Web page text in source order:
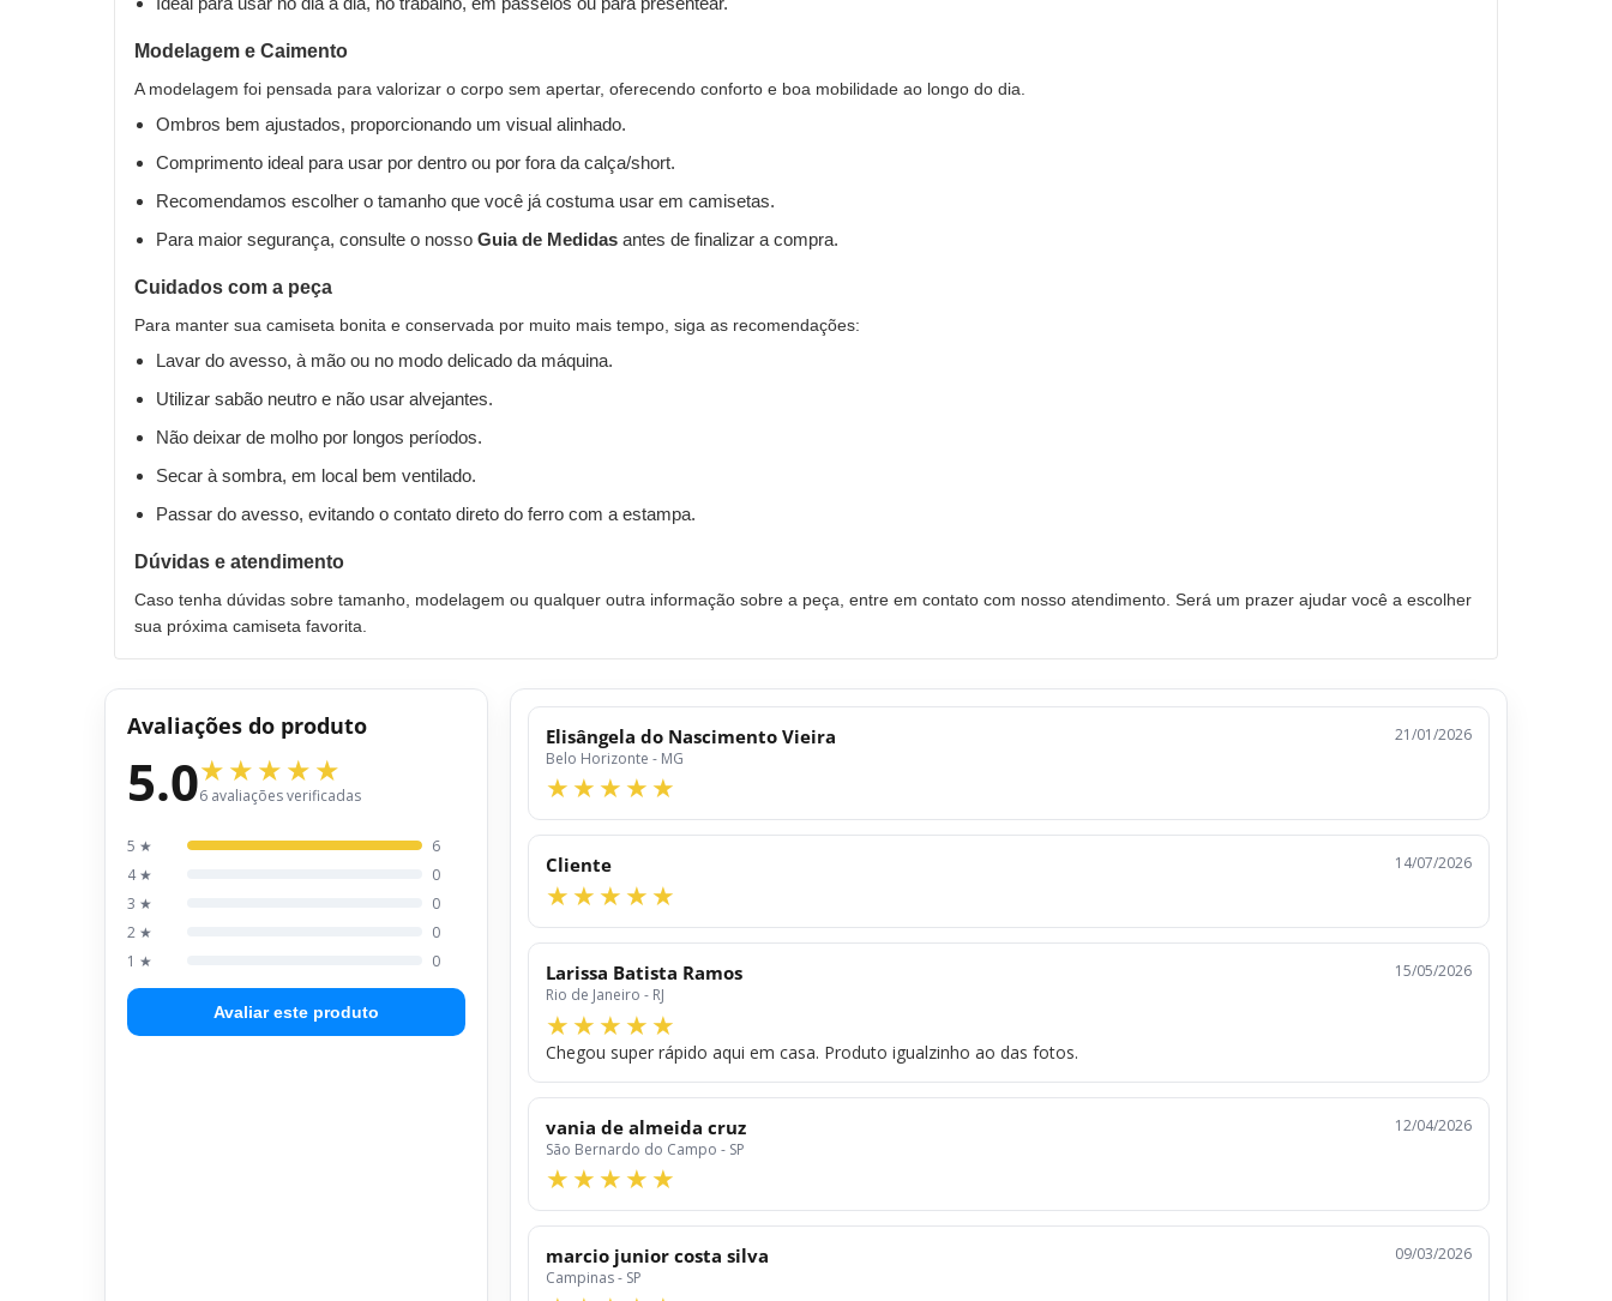
Modelagem e Caimento
A modelagem foi pensada para valorizar o corpo sem apertar, oferecendo conforto e boa mobilidade ao longo do dia.
Ombros bem ajustados, proporcionando um visual alinhado.
Comprimento ideal para usar por dentro ou por fora da calça/short.
Recomendamos escolher o tamanho que você já costuma usar em camisetas.
Para maior segurança, consulte o nosso Guia de Medidas antes de finalizar a compra.
Cuidados com a peça
Para manter sua camiseta bonita e conservada por muito mais tempo, siga as recomendações:
Lavar do avesso, à mão ou no modo delicado da máquina.
Utilizar sabão neutro e não usar alvejantes.
Não deixar de molho por longos períodos.
Secar à sombra, em local bem ventilado.
Passar do avesso, evitando o contato direto do ferro com a estampa.
Dúvidas e atendimento
Caso tenha dúvidas sobre tamanho, modelagem ou qualquer outra informação sobre a peça, entre em contato com nosso atendimento. Será um prazer ajudar você a escolher
sua próxima camiseta favorita.
Avaliações do produto
5.06 avaliações verificadas
5 ★
6
4 ★
0
3 ★
0
2 ★
0
1 ★
0
Avaliar este produto
Elisângela do Nascimento Vieira
Belo Horizonte - MG
21/01/2026
Cliente 14/07/2026
Larissa Batista Ramos
Rio de Janeiro - RJ
15/05/2026
Chegou super rápido aqui em casa. Produto igualzinho ao das fotos.
vania de almeida cruz
São Bernardo do Campo - SP
12/04/2026
marcio junior costa silva
Campinas - SP
09/03/2026